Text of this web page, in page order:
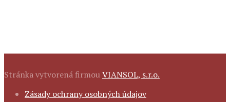
Stránka vytvorená firmou VIANSOL, s.r.o.
FOOTERZásady ochrany osobných údajov